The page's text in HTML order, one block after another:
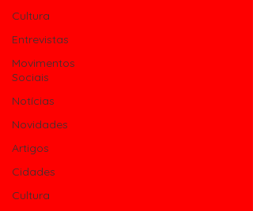
Cultura
Entrevistas
Movimentos
Sociais
Notícias
Novidades
Artigos
Cidades
Cultura